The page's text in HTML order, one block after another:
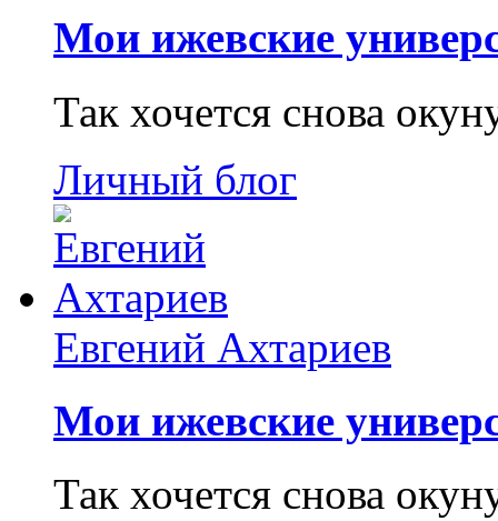
Мои ижевские
Так хочется снова
Личный блог
Евгений Ахтариев
Мои ижевские
Так хочется снова